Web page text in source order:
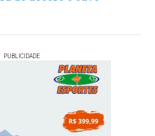
PUBLICIDADE